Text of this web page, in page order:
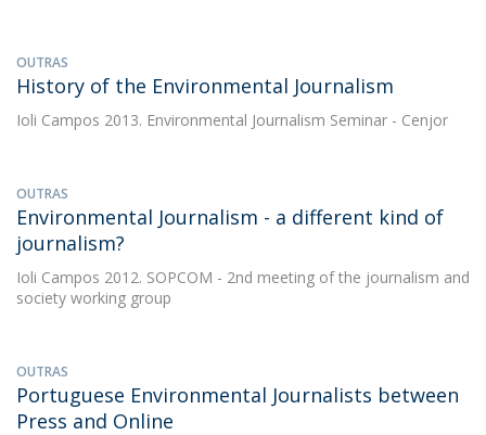
OUTRAS
History of the Environmental Journalism
Ioli Campos 2013. Environmental Journalism Seminar - Cenjor
OUTRAS
Environmental Journalism - a different kind of
journalism?
Ioli Campos 2012. SOPCOM - 2nd meeting of the journalism and
society working group
OUTRAS
Portuguese Environmental Journalists between
Press and Online